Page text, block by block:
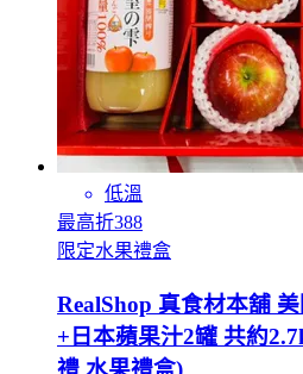
低溫
最高折388
限定水果禮盒
RealShop 真食材本舖
+日本蘋果汁2罐 共約
禮 水果禮盒)